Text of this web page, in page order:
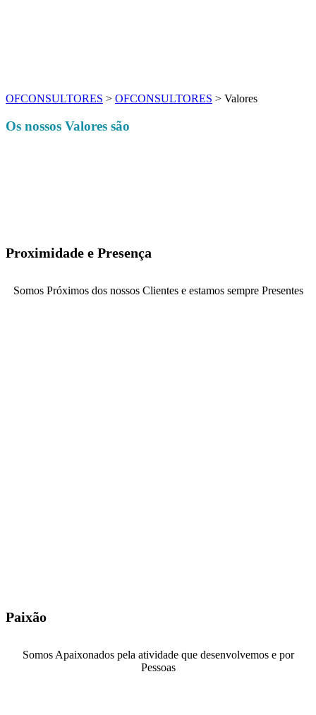
OFCONSULTORES > OFCONSULTORES > Valores
Os nossos Valores são
Proximidade e Presença
Somos Próximos dos nossos Clientes e estamos sempre Presentes
Paixão
Somos Apaixonados pela atividade que desenvolvemos e por
Pessoas